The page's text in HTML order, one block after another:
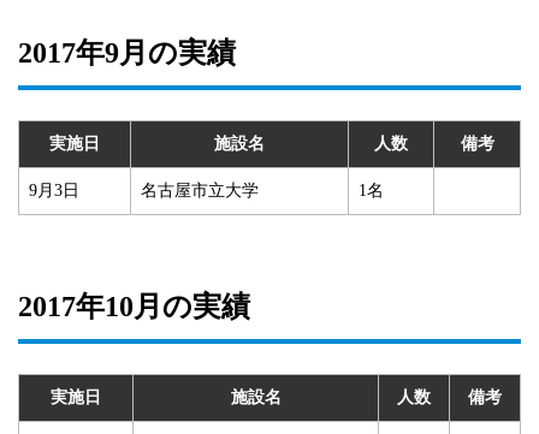
2017年9月の実績
実施日 施設名 人数 備考
9月3日 名古屋市立大学 1名
2017年10月の実績
実施日 施設名 人数 備考